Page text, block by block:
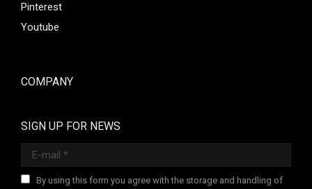
Pinterest
Youtube
COMPANY
SIGN UP FOR NEWS
E-mail *
By using this form you agree with the storage and handling of